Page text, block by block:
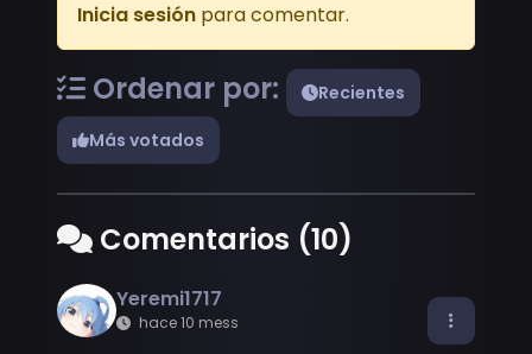
Inicia sesión para comentar.
Ordenar por:
Recientes
Más votados
Comentarios (10)
Yeremi1717
hace 10 mess